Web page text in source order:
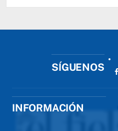
SÍGUENOS
INFORMACIÓN